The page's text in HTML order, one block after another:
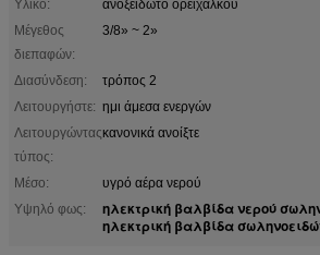
Υλικό:
ανοξείδωτο ορείχαλκου
Μέγεθος
διεπαφών:
3/8» ~ 2»
Διασύνδεση:
τρόπος 2
Λειτουργήστε: ημι άμεσα ενεργών
Λειτουργώντας
τύπος:
κανονικά ανοίξτε
Μέσο:
υγρό αέρα νερού
Υψηλό φως:
ηλεκτρική βαλβίδα νερού
ηλεκτρική βαλβίδα